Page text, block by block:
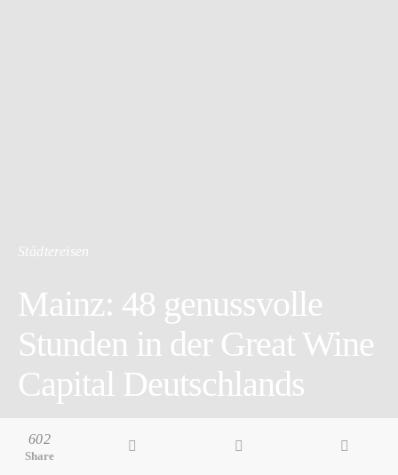
Städtereisen
Mainz: 48 genussvolle
Stunden in der Great Wine
Capital Deutschlands
8 minute read
602
Share